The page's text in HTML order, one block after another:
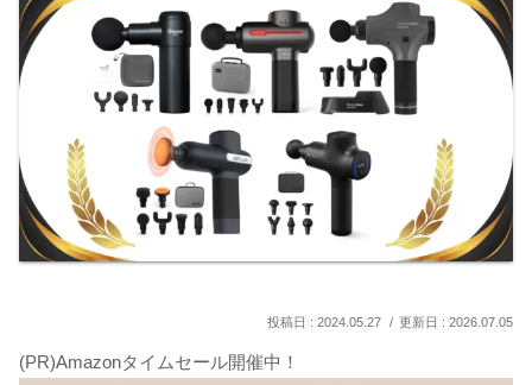
2024.05.27 2026.07.05
(PR)Amazonタイムセール開催中！